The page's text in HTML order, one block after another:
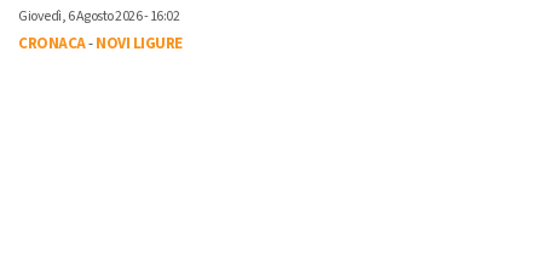
Giovedì, 6 Agosto 2026 - 16:02
CRONACA-NOVI LIGURE